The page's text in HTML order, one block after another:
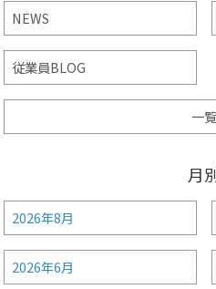
NEWS
従業員BLOG
一覧
月
2026年8月
2026年6月